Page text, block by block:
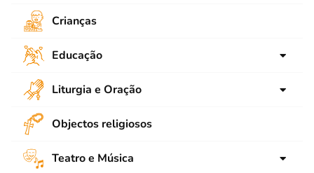
Adultos
Ligações
Emaús
Bíblia
Catequese de Crianças
Catequese de Jovens
Crianças
Educação
Animação
Educar aos Valores
Escola
Liturgia e Oração
Advento
Quaresma
Objectos religiosos
Teatro e Música